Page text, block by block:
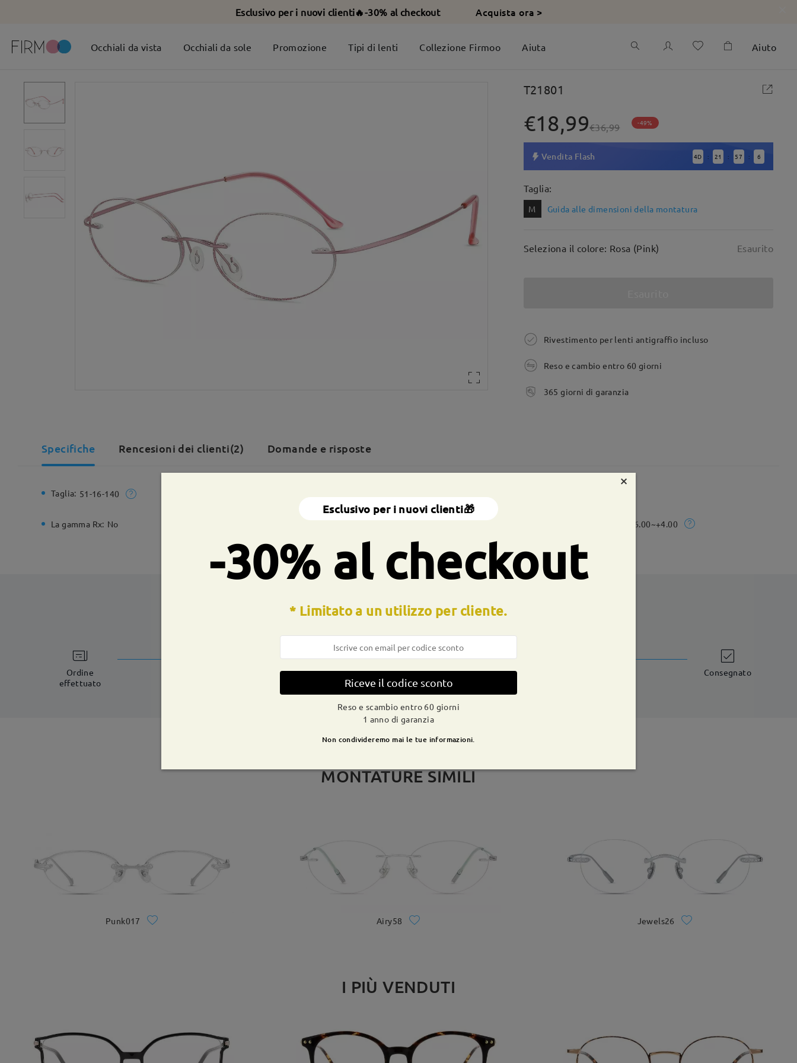
Esclusivo per i nuovi clienti🔥-30% al checkout Acquista ora >
Occhiali da vista Occhiali da sole Promozione Tipi di lenti Collezione Firmoo Aiuta Aiuto
T21801
€18,99€36,99 -49%
Vendita Flash 4D : 21 : 57 : 5
Taglia:
M Guida alle dimensioni della montatura
Seleziona il colore: Rosa (Pink) Esaurito
Rivestimento per lenti antigraffio incluso
Reso e cambio entro 60 giorni
365 giorni di garanzia
Specifiche Rencesioni dei clienti(2) Domande e risposte
Taglia: 51-16-140
La gamma Rx: No -6.00~+4.00
CONSEGNA
Ordine
effettuato
Spedito Consegnato
MONTATURE SIMILI
Punk017 Airy58 Jewels26
I PIÙ VENDUTI
×
Esclusivo per i nuovi clienti🎁
-30% al checkout
* Limitato a un utilizzo per cliente.
Riceve il codice sconto
Reso e scambio entro 60 giorni
1 anno di garanzia
Non condivideremo mai le tue informazioni.